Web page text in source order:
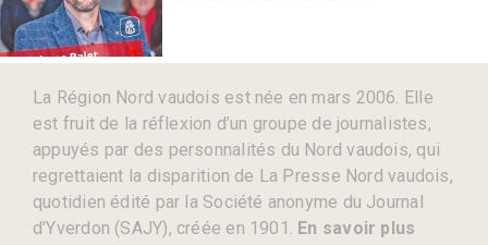
La Région Nord vaudois est née en mars 2006. Elle
est fruit de la réflexion d’un groupe de journalistes,
appuyés par des personnalités du Nord vaudois, qui
regrettaient la disparition de La Presse Nord vaudois,
quotidien édité par la Société anonyme du Journal
d’Yverdon (SAJY), créée en 1901. En savoir plus